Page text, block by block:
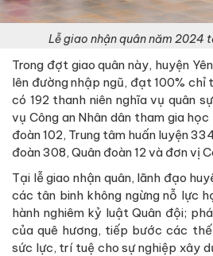
Lễ giao nhận quân năm 2024
Trong đợt giao quân này, huyện
lên đường nhập ngũ, đạt 100% chỉ
có 192 thanh niên nghĩa vụ quân
vụ Công an Nhân dân tham gia
đoàn 102, Trung tâm huấn luyện
đoàn 308, Quân đoàn 12 và đơn vị
Tại lễ giao nhận quân, lãnh đạo
các tân binh không ngừng nỗ lực
hành nghiêm kỷ luật Quân đội;
của quê hương, tiếp bước các
sức lực, trí tuệ cho sự nghiệp xây